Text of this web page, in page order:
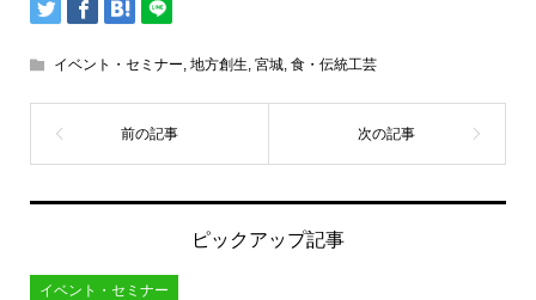
イベント・セミナー 地方創生 宮城, 食・伝統工芸
ピックアップ記事
イベント・セミナー